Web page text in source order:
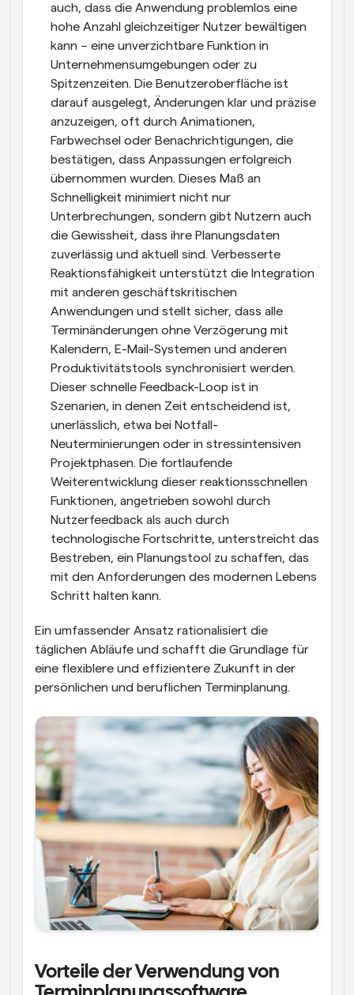
auch, dass die Anwendung problemlos eine
hohe Anzahl gleichzeitiger Nutzer bewältigen
kann – eine unverzichtbare Funktion in
Unternehmensumgebungen oder zu
Spitzenzeiten. Die Benutzeroberfläche ist
darauf ausgelegt, Änderungen klar und präzise
anzuzeigen, oft durch Animationen,
Farbwechsel oder Benachrichtigungen, die
bestätigen, dass Anpassungen erfolgreich
übernommen wurden. Dieses Maß an
Schnelligkeit minimiert nicht nur
Unterbrechungen, sondern gibt Nutzern auch
die Gewissheit, dass ihre Planungsdaten
zuverlässig und aktuell sind. Verbesserte
Reaktionsfähigkeit unterstützt die Integration
mit anderen geschäftskritischen
Anwendungen und stellt sicher, dass alle
Terminänderungen ohne Verzögerung mit
Kalendern, E-Mail-Systemen und anderen
Produktivitätstools synchronisiert werden.
Dieser schnelle Feedback-Loop ist in
Szenarien, in denen Zeit entscheidend ist,
unerlässlich, etwa bei Notfall-
Neuterminierungen oder in stressintensiven
Projektphasen. Die fortlaufende
Weiterentwicklung dieser reaktionsschnellen
Funktionen, angetrieben sowohl durch
Nutzerfeedback als auch durch
technologische Fortschritte, unterstreicht das
Bestreben, ein Planungstool zu schaffen, das
mit den Anforderungen des modernen Lebens
Schritt halten kann.
Ein umfassender Ansatz rationalisiert die
täglichen Abläufe und schafft die Grundlage für
eine flexiblere und effizientere Zukunft in der
persönlichen und beruflichen Terminplanung.
Vorteile der Verwendung von